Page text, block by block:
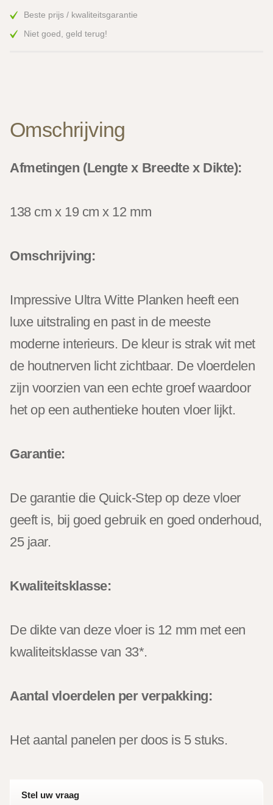
Omschrijving
Afmetingen (Lengte x Breedte x Dikte):
138 cm x 19 cm x 12 mm
Omschrijving:
Impressive Ultra Witte Planken heeft een
luxe uitstraling en past in de meeste
moderne interieurs. De kleur is strak wit met
de houtnerven licht zichtbaar. De vloerdelen
zijn voorzien van een echte groef waardoor
het op een authentieke houten vloer lijkt.
Garantie:
De garantie die Quick-Step op deze vloer
geeft is, bij goed gebruik en goed onderhoud,
25 jaar.
Kwaliteitsklasse:
De dikte van deze vloer is 12 mm met een
kwaliteitsklasse van 33*.
Aantal vloerdelen per verpakking:
Het aantal panelen per doos is 5 stuks.
Stel uw vraag
Beste prijs / kwaliteitsgarantie
Niet goed, geld terug!